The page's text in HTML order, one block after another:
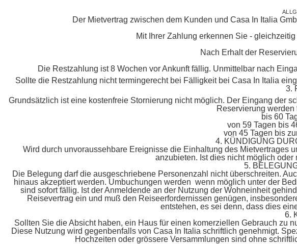
Der Mietvertrag zwischen dem Kunden und Casa In Italia
Mit Ihrer Zahlung erkennen Sie -
Nach Erhalt der
Die Restzahlung ist 8 Wochen vor Ankunft fällig. Unmittelbar nach
Sollte die Restzahlung nicht termingerecht bei Fälligkeit bei Casa In Italia
3.
Grundsätzlich ist eine kostenfreie Stornierung nicht möglich. Der Eingang der
Reservierung
bis 60
von 59 Tagen bis
von 45 Tagen bis
4. KÜNDIGUNG
Wird durch unvoraussehbare Ereignisse die Einhaltung des Mietvertrages
anzubieten. Ist dies nicht möglich
5.
Die Belegung darf die ausgeschriebene Personenzahl nicht überschreiten.
hinaus akzeptiert werden. Umbuchungen werden wenn möglich unter der
sind sofort fällig. Ist der Anmeldende an der Nutzung der Wohneinheit
Reisevertrag ein und muß den Reiseerfordernissen genügen,
entstehen, es sei denn, dass dies
6.
Sollten Sie die Absicht haben, ein Haus für einen komerziellen Gebrauch zu
Diese Nutzung wird gegenbenfalls von Casa In Italia schriftlich genehmigt.
Hochzeiten oder grössere Versammlungen sind ohne